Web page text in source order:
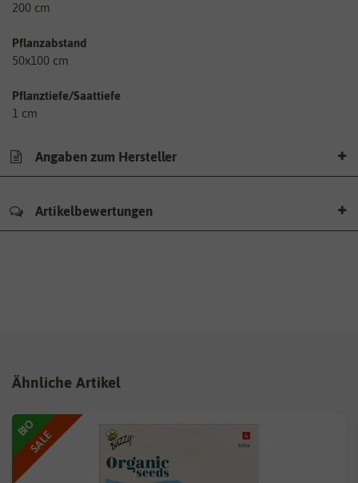
200 cm
Pflanzabstand
50x100 cm
Pflanztiefe/Saattiefe
1 cm
Angaben zum Hersteller
Artikelbewertungen
Ähnliche Artikel
SALE
BIO